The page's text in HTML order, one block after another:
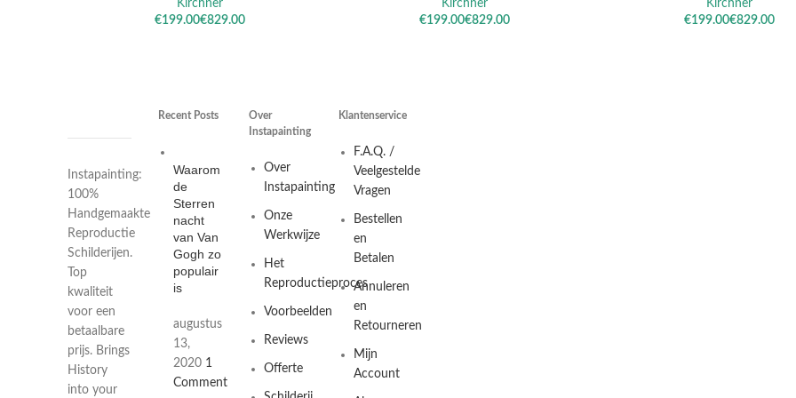
Kirchner
€
€
Kirchner
€
€
Kirchner
€
€
Instapainting:
100%
Handgemaakte
Reproductie
Schilderijen.
Top
kwaliteit
voor een
betaalbare
prijs. Brings
History
into your
Recent Posts
Waarom
de
Sterren
nacht
van Van
Gogh zo
populair
is
augustus
13,
2020 1
Comment
Over
Instapainting
Over
Instapainting
Onze
Werkwijze
Het
Reproductieproces
Voorbeelden
Reviews
Offerte
Klantenservice
F.A.Q. /
Veelgestelde
Vragen
Bestellen
en
Betalen
Annuleren
en
Retourneren
Mijn
Account